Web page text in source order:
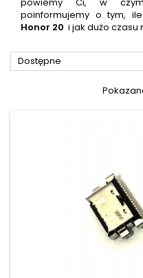
poinformujemy o tym,
Honor 20 i jak dużo czasu
Dostępne